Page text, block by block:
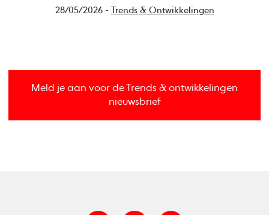
28/05/2026 -
Trends & Ontwikkelingen
Meld je aan voor de Trends & ontwikkelingen
nieuwsbrief